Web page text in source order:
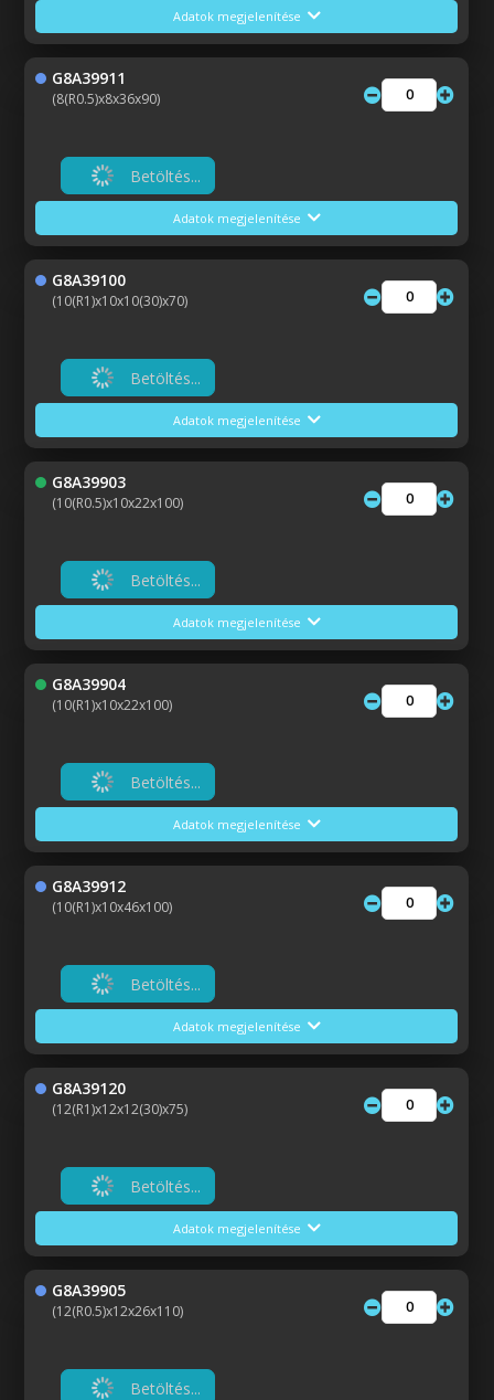
Adatok megjelenítése
G8A39911
(8(R0.5)x8x36x90)
Betöltés...
Adatok megjelenítése
G8A39100
(10(R1)x10x10(30)x70)
Betöltés...
Adatok megjelenítése
G8A39903
(10(R0.5)x10x22x100)
Betöltés...
Adatok megjelenítése
G8A39904
(10(R1)x10x22x100)
Betöltés...
Adatok megjelenítése
G8A39912
(10(R1)x10x46x100)
Betöltés...
Adatok megjelenítése
G8A39120
(12(R1)x12x12(30)x75)
Betöltés...
Adatok megjelenítése
G8A39905
(12(R0.5)x12x26x110)
Betöltés...